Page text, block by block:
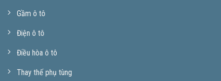
Gầm ô tô
Điện ô tô
Điều hòa ô tô
Thay thế phụ tùng